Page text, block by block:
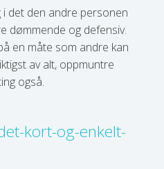
i det den andre personen
dømmende og defensiv.
en måte som andre kan
av alt, oppmuntre
også.
kort-og-enkelt-